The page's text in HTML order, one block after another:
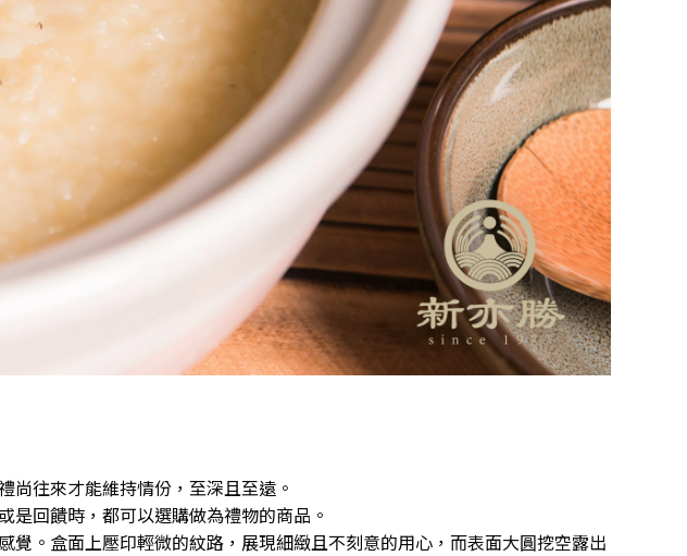
尚往來才能維持情份，至深且至遠。
回饋時，都可以選購做為禮物的商品。
。盒面上壓印輕微的紋路，展現細緻且不刻意的用心，而表面大圓挖空露出